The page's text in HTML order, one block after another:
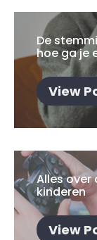
De
hoe ga je
View
Alles over
kinderen
View